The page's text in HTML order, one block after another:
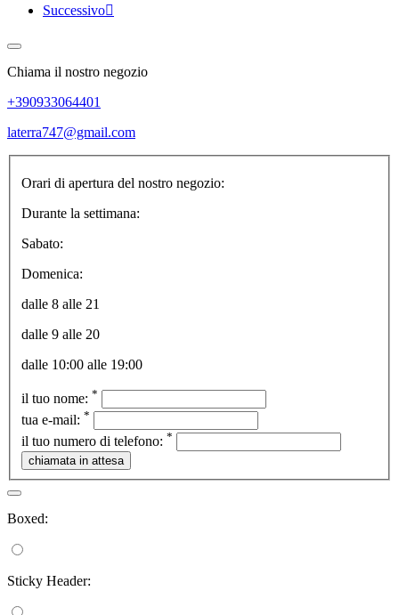
Successivo
Chiama il nostro negozio
+390933064401
laterra747@gmail.com
Orari di apertura del nostro negozio:
Durante la settimana:
Sabato:
Domenica:
dalle 8 alle 21
dalle 9 alle 20
dalle 10:00 alle 19:00
il tuo nome: *
tua e-mail: *
il tuo numero di telefono: *
Boxed:
Sticky Header: